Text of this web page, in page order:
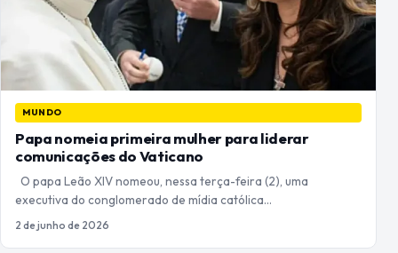
MUNDO
Papa nomeia primeira mulher para liderar
comunicações do Vaticano
O papa Leão XIV nomeou, nessa terça-feira (2), uma
executiva do conglomerado de mídia católica…
2 de junho de 2026